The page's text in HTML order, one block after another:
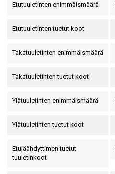
Etutuuletinten enimmäismäärä
Etutuuletinten tuetut koot
Takatuuletinten enimmäismäärä
Takatuuletinten tuetut koot
Ylätuuletinten enimmäismäärä
Ylätuuletinten tuetut koot
Etujäähdyttimen tuetut
tuuletinkoot